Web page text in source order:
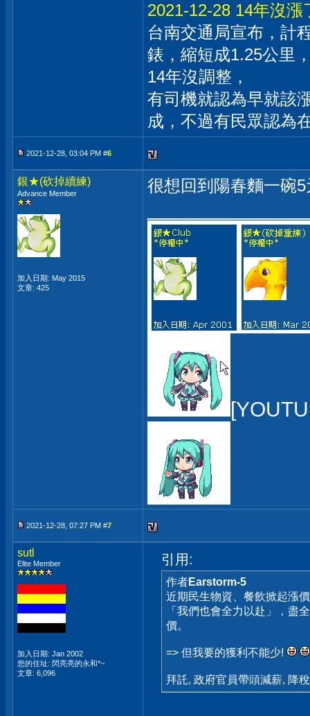
2021-12-28 14年沒
台南交通局宣布，計
錶，縮短成1.25公里
14年沒調整，
有司機就認為早就該
成，不過有民眾認為
2021-12-28, 03:04 PM #6
銀★(砍掉續練)
Advance Member
加入日期: May 2015
文章: 425
很想回到陽春麵一碗
2021-12-28, 07:27 PM #7
sutl
Elite Member
加入日期: Jan 2002
您的住址: 閃亮亮的永和*~
文章: 6,096
引用:
作者Earstorm-5
近期民生物資、餐飲掀起漲
「我們也會全力以赴」，盡
價。
=> 但我要的獲利不能少!
拜託, 政府官員帶頭減薪, 降